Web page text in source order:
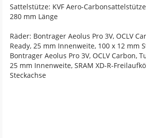
Sattelstütze: KVF Aero-
280 mm Länge
Räder: Bontrager Aeolus Pro 3V, OCLV
Ready, 25 mm Innenweite, 100 x 12 mm
Bontrager Aeolus Pro 3V, OCLV Carbon,
25 mm Innenweite, SRAM XD-R-
Steckachse